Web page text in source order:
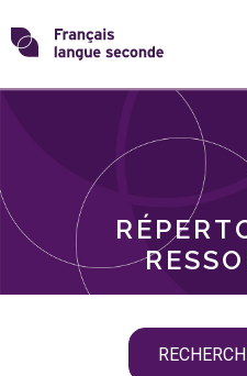
Skip
toTransformons
langue
THÈMES